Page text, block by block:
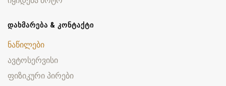
ᲓᲐᲮᲛᲐᲠᲔᲑᲐ & ᲙᲝᲜᲢᲐᲥᲢᲘ
ნაწილები
ავტოსერვისი
ფიზიკური პირები